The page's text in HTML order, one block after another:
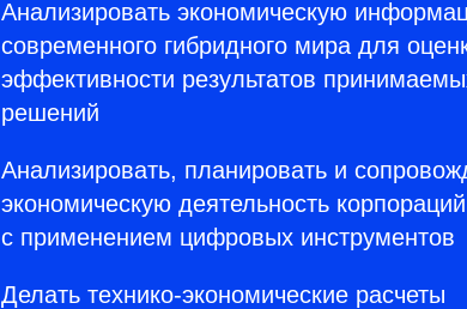
Анализировать экономическую
современного гибридного мира для
эффективности результатов
решений
Анализировать, планировать и
экономическую деятельность корпораций
с применением цифровых инструментов
Делать технико-экономические расчеты